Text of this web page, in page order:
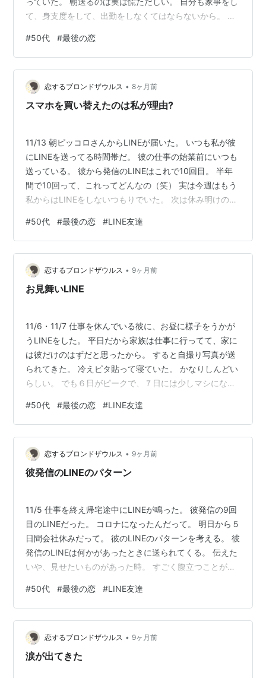
て、身支度をして、出勤をしなくてはならないから。 本
も通り定期の報告LINEをいつもの朝の時間に送った。 出
張の宿泊先は会社の隣のホテルなので、通勤時間がいら
ないからか、直ぐに既読になった。 休日の事いろいろ書
いて送ったが、返信は一言だけだった。 たった一言か。
今日から出張なので、また夜に電話で話せるからかな？
#50代 #最後の恋
恋するブロンドザウルス • 8ヶ月前
スマホを買い替えたのは私が理由?
11/13 朝ピッコロさんからLINEが届いた。 いつも私が彼
にLINEを送ってる時間帯だ。 彼の仕事の始業前にいつも
送っている。 彼から発信のLINEはこれで10回目。 半年
間で10回って、これってどんなの（笑） 実は今週はもう
私からはLINEをしないつもりでいた。 次は休み明けのい
からLINEが届いた。 「今日から仕事復帰します 来週から
また１週間出張です」 彼はコロナで仕事を５日間休んで
て、その後リモートワークをしていた。 久しぶりに会社
に行くと彼の方からの報告LINEだった。 仕事を休んでる
間にお見舞いLINEをした時、来週また出張…
#50代 #最後の恋 #LINE友達
恋するブロンドザウルス • 9ヶ月前
お見舞いLINE
11/6・11/7 仕事を休んでいる彼に、お昼に様子をうかが
うLINEをした。 平日だから家族は仕事に行ってて、家に
は彼だけのはずだと思ったから。 すると自撮り写真が送
られてきた。 冷えピタ貼って寝ていた。 かなりしんどい
らしい。 でも６日がピークで、７日には少しマシになっ
かできない。 疲れさせてはいけないから一言だけのLINE
を１日１往復だけ。 コロナだから家族とは距離を置き、
一人で部屋にいると思うけど、それでもやはり土日の
LINEはやめておこうと思う。 気になるげど、節度を保た
なきゃって思うから。
#50代 #最後の恋 #LINE友達
恋するブロンドザウルス • 9ヶ月前
彼発信のLINEのパターン
11/5 仕事を終え帰宅途中にLINEが鳴った。 彼発信の9回
目のLINEだった。 コロナになったんだって。 明日から５
日間会社休みだって。 彼のLINEのパターンを考える。 彼
発信のLINEは何かがあったときに送られてくる。 伝えた
いや、見せたいものがあった時。 すごく腹立つことがあ
まり、何かなければ些細なことでは送ってこない。 特に
意味のないLINEはしないんだ。 女性は大した用がなくて
もLINEをする。 繋がっていると感じていたいんだな。 彼
はそうじゃないんだ。 要件を伝える手段としてLINEがあ
る。 男性的な考え方なのかな。 だから…
#50代 #最後の恋 #LINE友達
恋するブロンドザウルス • 9ヶ月前
涙が出てきた